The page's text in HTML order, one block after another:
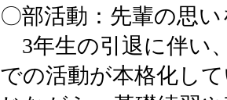
〇部活動：先輩の思
3年生の引退に伴い
での活動が本格化し